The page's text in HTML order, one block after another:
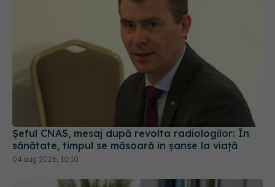
Șeful CNAS, mesaj după revolta radiologilor: În
sănătate, timpul se măsoară în șanse la viață